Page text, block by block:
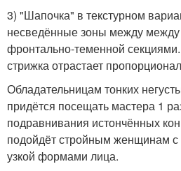
3) "Шапочка" в текстурном
несведённые зоны между
фронтально-теменной
стрижка отрастает
Обладательницам тонких
придётся посещать мастера 1
подравнивания истончённых
подойдёт стройным женщинам с
узкой формами лица.